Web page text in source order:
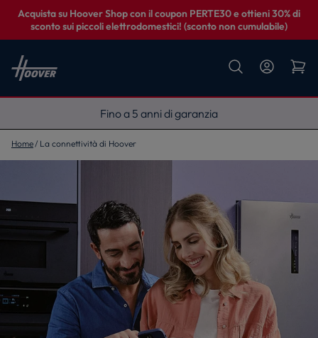
Acquista su Hoover Shop con il coupon PERTE30 e ottieni 30% di
sconto sui piccoli elettrodomestici! (sconto non cumulabile)
Fino a 5 anni di garanzia
Home La connettività di Hoover